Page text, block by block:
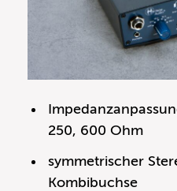
250, 600 Ohm
symmetrischer
Kombibuchse